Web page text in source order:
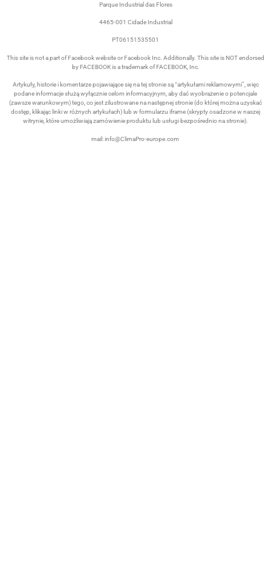
Parque Industrial das Flores
4465-001 Cidade Industrial
PT06151535501
This site is not a part of Facebook website or Facebook Inc. Additionally. This site is NOT endorsed
by FACEBOOK is a trademark of FACEBOOK, Inc.
Artykuły, historie i komentarze pojawiające się na tej stronie są “artykułami reklamowymi”, więc
podane informacje służą wyłącznie celom informacyjnym, aby dać wyobrażenie o potencjale
(zawsze warunkowym) tego, co jest zilustrowane na następnej stronie (do której można uzyskać
dostęp, klikając linki w różnych artykułach) lub w formularzu iframe (skrypty osadzone w naszej
witrynie, które umożliwiają zamówienie produktu lub usługi bezpośrednio na stronie).
mail:info@ClimaPro-europe.com